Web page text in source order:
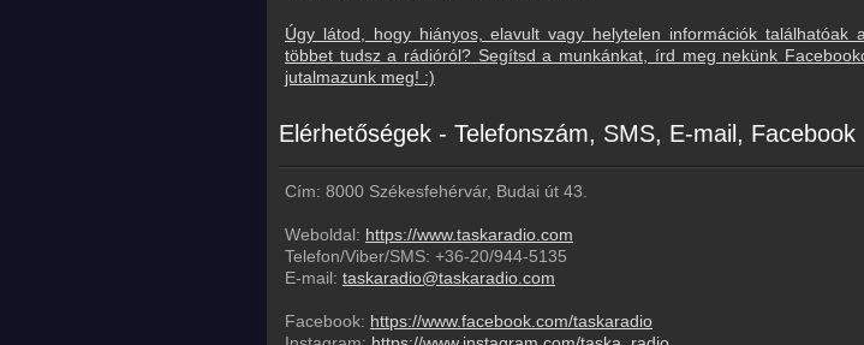
Úgy látod, hogy hiányos, elavult vagy helytelen információk találhatóak
többet tudsz a rádióról? Segítsd a munkánkat, írd meg nekünk
jutalmazunk meg! :)
Elérhetőségek - Telefonszám, SMS, E-mail, Facebook
Cím: 8000 Székesfehérvár, Budai út 43.
Weboldal: https://www.taskaradio.com
Telefon/Viber/SMS: +36-20/944-5135
E-mail: taskaradio@taskaradio.com
Facebook: https://www.facebook.com/taskaradio